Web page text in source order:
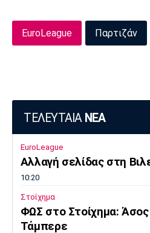
EuroLeague Παρτιζάν
ΤΕΛΕΥΤΑΙΑ ΝΕΑ
EuroLeague
Αλλαγή σελίδας στη
10:20
Στοίχημα
ΦΩΣ στο Στοίχημα: Άσος
Τάμπερε